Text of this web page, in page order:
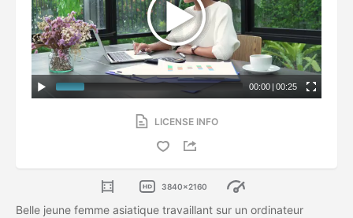
00:00 | 00:25
LICENSE INFO
3840x2160
Belle jeune femme asiatique travaillant sur un ordinateur